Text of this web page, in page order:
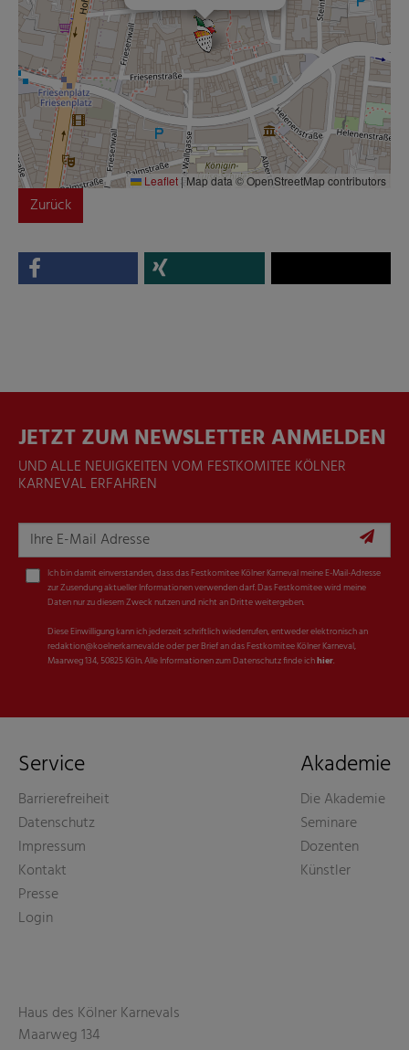
Leaflet | Map data © OpenStreetMap contributors
Zurück
JETZT ZUM NEWSLETTER ANMELDEN
UND ALLE NEUIGKEITEN VOM FESTKOMITEE KÖLNER
KARNEVAL ERFAHREN
Ich bin damit einverstanden, dass das Festkomitee Kölner Karneval meine E-Mail-Adresse
zur Zusendung aktueller Informationen verwenden darf. Das Festkomitee wird meine
Daten nur zu diesem Zweck nutzen und nicht an Dritte weitergeben.
Diese Einwilligung kann ich jederzeit schriftlich wiederrufen, entweder elektronisch an
redaktion@koelnerkarneval.de oder per Brief an das Festkomitee Kölner Karneval,
Maarweg 134, 50825 Köln. Alle Informationen zum Datenschutz finde ichhier.
Service
Barrierefreiheit
Datenschutz
Impressum
Kontakt
Presse
Login
Akademie
Die Akademie
Seminare
Dozenten
Künstler
Haus des Kölner Karnevals
Maarweg 134